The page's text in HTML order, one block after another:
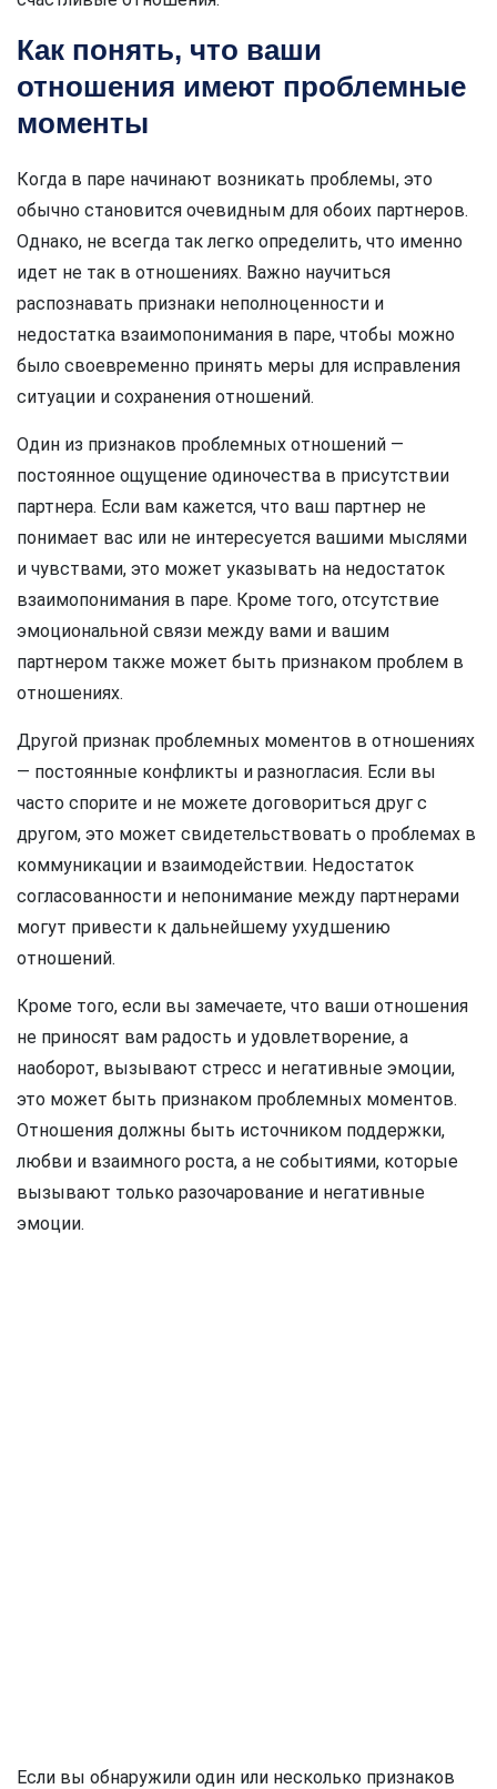
Как понять, что ваши
отношения имеют проблемные
моменты
Когда в паре начинают возникать проблемы, это
обычно становится очевидным для обоих партнеров.
Однако, не всегда так легко определить, что именно
идет не так в отношениях. Важно научиться
распознавать признаки неполноценности и
недостатка взаимопонимания в паре, чтобы можно
было своевременно принять меры для исправления
ситуации и сохранения отношений.
Один из признаков проблемных отношений —
постоянное ощущение одиночества в присутствии
партнера. Если вам кажется, что ваш партнер не
понимает вас или не интересуется вашими мыслями
и чувствами, это может указывать на недостаток
взаимопонимания в паре. Кроме того, отсутствие
эмоциональной связи между вами и вашим
партнером также может быть признаком проблем в
отношениях.
Другой признак проблемных моментов в отношениях
— постоянные конфликты и разногласия. Если вы
часто спорите и не можете договориться друг с
другом, это может свидетельствовать о проблемах в
коммуникации и взаимодействии. Недостаток
согласованности и непонимание между партнерами
могут привести к дальнейшему ухудшению
отношений.
Кроме того, если вы замечаете, что ваши отношения
не приносят вам радость и удовлетворение, а
наоборот, вызывают стресс и негативные эмоции,
это может быть признаком проблемных моментов.
Отношения должны быть источником поддержки,
любви и взаимного роста, а не событиями, которые
вызывают только разочарование и негативные
эмоции.
Если вы обнаружили один или несколько признаков